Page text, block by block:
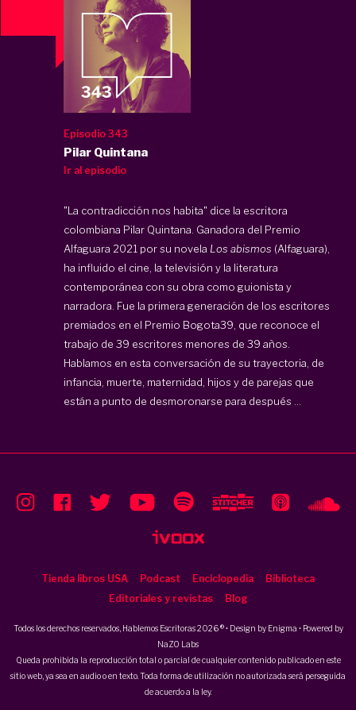
Episodio 343
Pilar Quintana
Ir al episodio
"La contradicción nos habita" dice la escritora
colombiana Pilar Quintana. Ganadora del Premio
Alfaguara 2021 por su novela Los abismos (Alfaguara),
ha influido el cine, la televisión y la literatura
contemporánea con su obra como guionista y
narradora. Fue la primera generación de los escritores
premiados en el Premio Bogota39, que reconoce el
trabajo de 39 escritores menores de 39 años.
Hablamos en esta conversación de su trayectoria, de
infancia, muerte, maternidad, hijos y de parejas que
están a punto de desmoronarse para después ...
Tienda libros USA Podcast Enciclopedia
Biblioteca
Editoriales y revistas
Blog
Todos los derechos reservados, Hablemos Escritoras 2026 ® • Design by Enigma • Powered by
NaZO Labs
Queda prohibida la reproducción total o parcial de cualquier contenido publicado en este
sitio web, ya sea en audio o en texto. Toda forma de utilización no autorizada será perseguida
de acuerdo a la ley.